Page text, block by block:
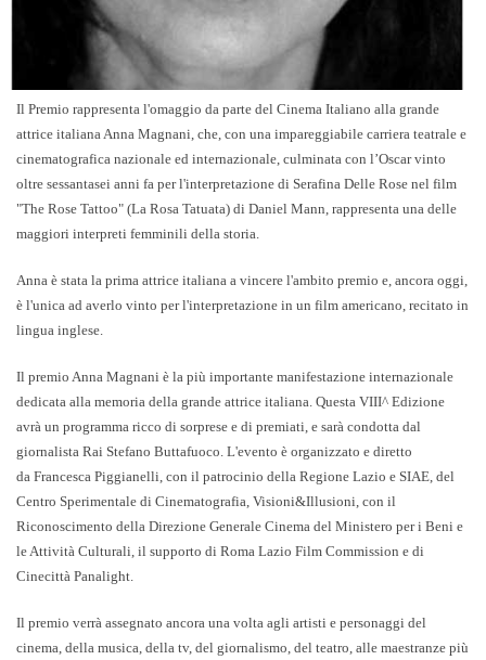
Il Premio rappresenta l'omaggio da parte del Cinema Italiano alla grande
attrice italiana Anna Magnani, che, con una impareggiabile carriera teatrale e
cinematografica nazionale ed internazionale, culminata con l’Oscar vinto
oltre sessantasei anni fa per l'interpretazione di Serafina Delle Rose nel film
"The Rose Tattoo" (La Rosa Tatuata) di Daniel Mann, rappresenta una delle
maggiori interpreti femminili della storia
Anna è stata la prima attrice italiana a vincere l'ambito premio e, ancora oggi,
è l'unica ad averlo vinto per l'interpretazione in un film americano, recitato in
lingua inglese.
Il premio Anna Magnani è la più importante manifestazione internazionale
dedicata alla memoria della grande attrice italiana. Questa VIII^ Edizione
avrà un programma ricco di sorprese e di premiati, e sarà condotta dal
giornalista Rai Stefano Buttafuoco . L'evento è organizzato e diretto
da Francesca Piggianelli , con il patrocinio della Regione Lazio e SIAE, del
Centro Sperimentale di Cinematografia, Visioni&Illusioni, con il
Riconoscimento della Direzione Generale Cinema del Ministero per i Beni e
le Attività Culturali, il supporto di Roma Lazio Film Commission e di
Cinecittà Panalight.
Il premio verrà assegnato ancora una volta agli artisti e personaggi del
cinema, della musica, della tv, del giornalismo, del teatro, alle maestranze più